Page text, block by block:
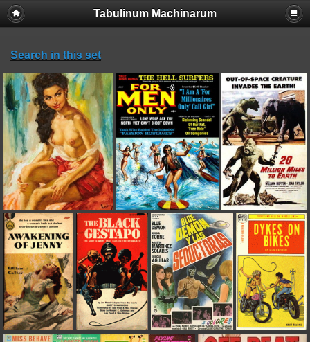
Tabulinum Machinarum
Search in this set